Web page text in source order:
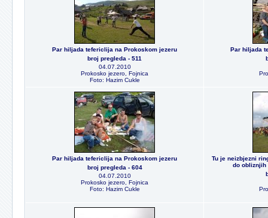
Par hiljada tefericlija na Prokoskom jezeru
broj pregleda - 511
04.07.2010
Prokosko jezero, Fojnica
Foto: Hazim Cukle
Par hiljada
Par hiljada tefericlija na Prokoskom jezeru
broj pregleda - 604
04.07.2010
Prokosko jezero, Fojnica
Foto: Hazim Cukle
Tu je neizbjezni
do obliznjih